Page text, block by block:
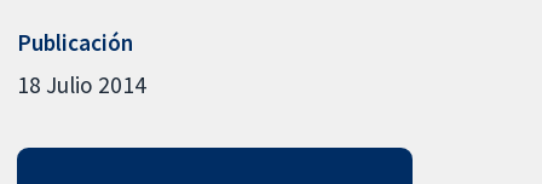
Publicación
18 Julio 2014